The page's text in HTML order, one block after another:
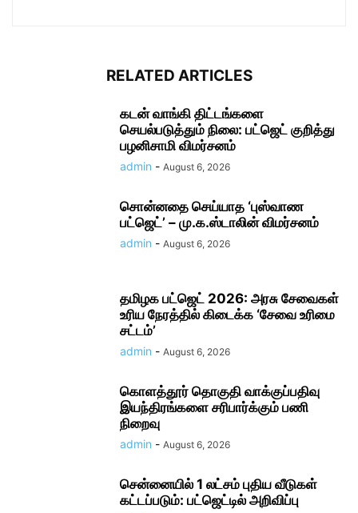
RELATED ARTICLES
கடன் வாங்கி திட்டங்களை
செயல்படுத்தும் நிலை: பட்ஜெட் குறித்து
பழனிசாமி விமர்சனம்
admin - August 6, 2026
சொன்னதை செய்யாத ‘புஸ்வாண
பட்ஜெட்’ – மு.க.ஸ்டாலின் விமர்சனம்
admin - August 6, 2026
தமிழக பட்ஜெட் 2026: அரசு சேவைகள்
உரிய நேரத்தில் கிடைக்க ‘சேவை உரிமை
சட்டம்’
admin - August 6, 2026
கொளத்தூர் தொகுதி வாக்குப்பதிவு
இயந்திரங்களை சரிபார்க்கும் பணி
நிறைவு
admin - August 6, 2026
சென்னையில் 1 லட்சம் புதிய வீடுகள்
கட்டப்படும்: பட்ஜெட்டில் அறிவிப்பு